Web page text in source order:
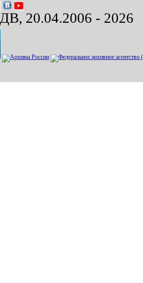
20.04.2006 - 2026